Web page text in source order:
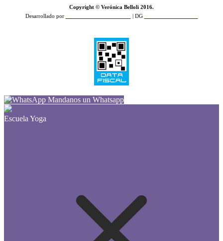
Copyright © Verónica Belloli 2016.
Desarrollado por
| DG
Mandanos un Whatsapp
Escuela Yoga